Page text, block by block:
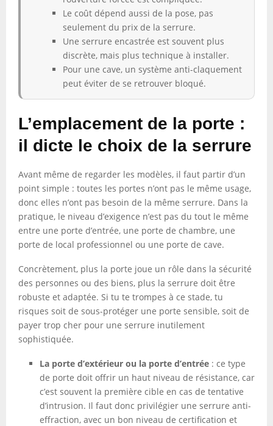
Le coût dépend aussi de la pose, pas
seulement du prix de la serrure.
Une serrure encastrée est souvent plus
discrète, mais plus technique à installer.
Pour une cave, un système anti-claquement
peut éviter de se retrouver bloqué.
L’emplacement de la porte :
il dicte le choix de la serrure
Avant même de regarder les modèles, il faut partir d’un
point simple : toutes les portes n’ont pas le même usage,
donc elles n’ont pas besoin de la même serrure. Dans la
pratique, le niveau d’exigence n’est pas du tout le même
entre une porte d’entrée, une porte de chambre, une
porte de local professionnel ou une porte de cave.
Concrètement, plus la porte joue un rôle dans la sécurité
des personnes ou des biens, plus la serrure doit être
robuste et adaptée. Si tu te trompes à ce stade, tu
risques soit de sous-protéger une porte sensible, soit de
payer trop cher pour une serrure inutilement
sophistiquée.
La porte d’extérieur ou la porte d’entrée : ce type
de porte doit offrir un haut niveau de résistance, car
c’est souvent la première cible en cas de tentative
d’intrusion. Il faut donc privilégier une serrure anti-
effraction, avec un bon niveau de certification et